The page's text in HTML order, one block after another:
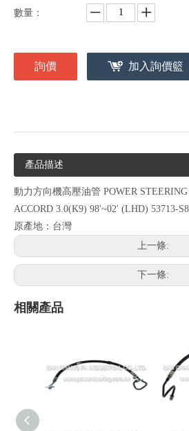
數量：
詢價 加入詢價籃
產品描述
動力方向機高壓油管 POWER
ACCORD 3.0(K9) 98'~02' (LHD) 53713-
原產地：台灣
上一條:
下一條:
相關產品